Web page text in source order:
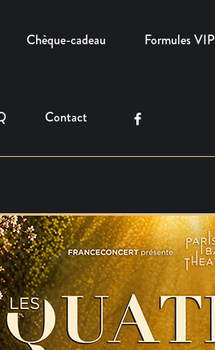
Chèque-cadeau Formules VIP
Contact